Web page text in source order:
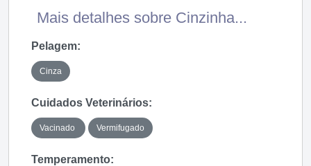
Mais detalhes sobre Cinzinha...
Pelagem:
Cinza
Cuidados Veterinários:
Vacinado Vermifugado
Temperamento: